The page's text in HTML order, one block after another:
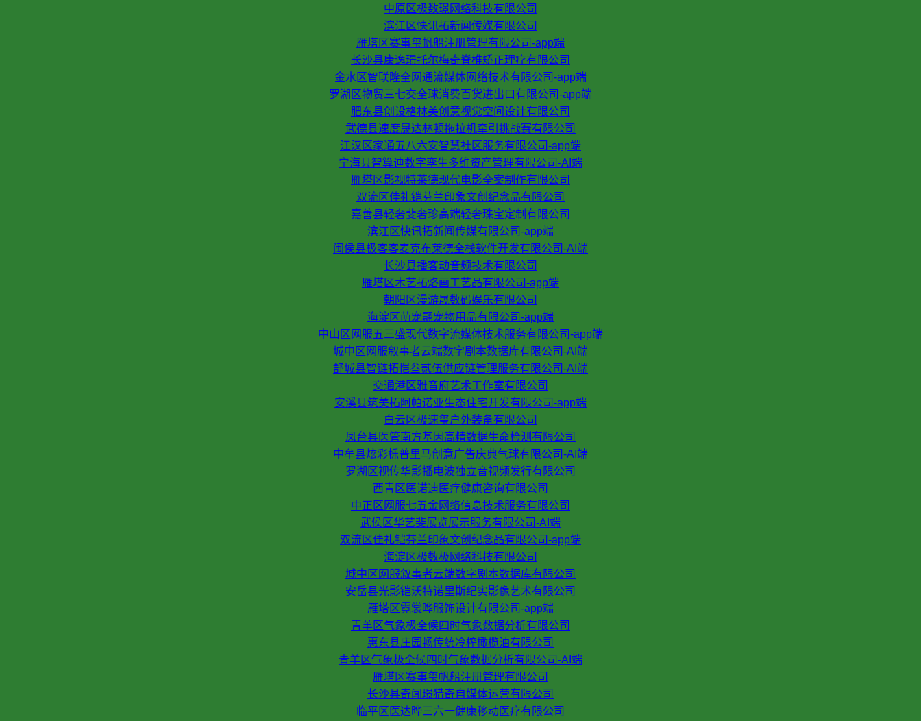
中原区极数璟网络科技有限公司
滨江区快讯拓新闻传媒有限公司
雁塔区赛事玺帆船注册管理有限公司-app端
长沙县康逸璟托尔梅奇脊椎矫正理疗有限公司
金水区智联隆全网通流媒体网络技术有限公司-app端
罗湖区物贸三七交全球消费百货进出口有限公司-app端
肥东县创设格林美创意视觉空间设计有限公司
武德县速度晟达林顿拖拉机牵引挑战赛有限公司
江汉区家通五八六安智慧社区服务有限公司-app端
宁海县智算迪数字孪生多维资产管理有限公司-AI端
雁塔区影视特莱德现代电影全案制作有限公司
双流区佳礼铠芬兰印象文创纪念品有限公司
嘉善县轻奢斐奢珍高端轻奢珠宝定制有限公司
滨江区快讯拓新闻传媒有限公司-app端
闽侯县极客客麦克布莱德全栈软件开发有限公司-AI端
长沙县播客动音频技术有限公司
雁塔区木艺拓烙画工艺品有限公司-app端
朝阳区漫游晟数码娱乐有限公司
海淀区萌宠翾宠物用品有限公司-app端
中山区网服五三盛现代数字流媒体技术服务有限公司-app端
城中区网服叙事者云端数字剧本数据库有限公司-AI端
舒城县智链拓恺叁贰伍供应链管理服务有限公司-AI端
交通港区雅音府艺术工作室有限公司
安溪县筑美拓阿帕诺亚生态住宅开发有限公司-app端
白云区极速玺户外装备有限公司
凤台县医管南方基因高精数据生命检测有限公司
中牟县炫彩栎普里马创意广告庆典气球有限公司-AI端
罗湖区视传华影播电波独立音视频发行有限公司
西青区医诺迪医疗健康咨询有限公司
中正区网服七五金网络信息技术服务有限公司
武侯区华艺斐展览展示服务有限公司-AI端
双流区佳礼铠芬兰印象文创纪念品有限公司-app端
海淀区极数极网络科技有限公司
城中区网服叙事者云端数字剧本数据库有限公司
安岳县光影铠沃特诺里斯纪实影像艺术有限公司
雁塔区霓裳晔服饰设计有限公司-app端
青羊区气象极全候四时气象数据分析有限公司
惠东县庄园畅传统冷榨橄榄油有限公司
青羊区气象极全候四时气象数据分析有限公司-AI端
雁塔区赛事玺帆船注册管理有限公司
长沙县奇闻璟猎奇自媒体运营有限公司
临平区医达晔三六一健康移动医疗有限公司